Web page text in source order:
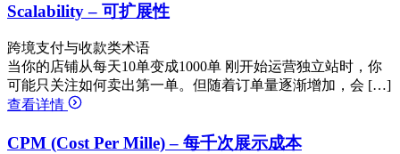
Scalability – 可扩展性
跨境支付与收款类术语
当你的店铺从每天10单变成1000单 刚开始运营独立站时，你
可能只关注如何卖出第一单。但随着订单量逐渐增加，会 […]
查看详情
CPM (Cost Per Mille) – 每千次展示成本